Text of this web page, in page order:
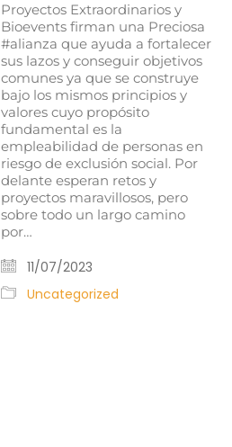
Proyectos Extraordinarios y
Bioevents firman una Preciosa
#alianza que ayuda a fortalecer
sus lazos y conseguir objetivos
comunes ya que se construye
bajo los mismos principios y
valores cuyo propósito
fundamental es la
empleabilidad de personas en
riesgo de exclusión social. Por
delante esperan retos y
proyectos maravillosos, pero
sobre todo un largo camino
por…
11/07/2023
Uncategorized